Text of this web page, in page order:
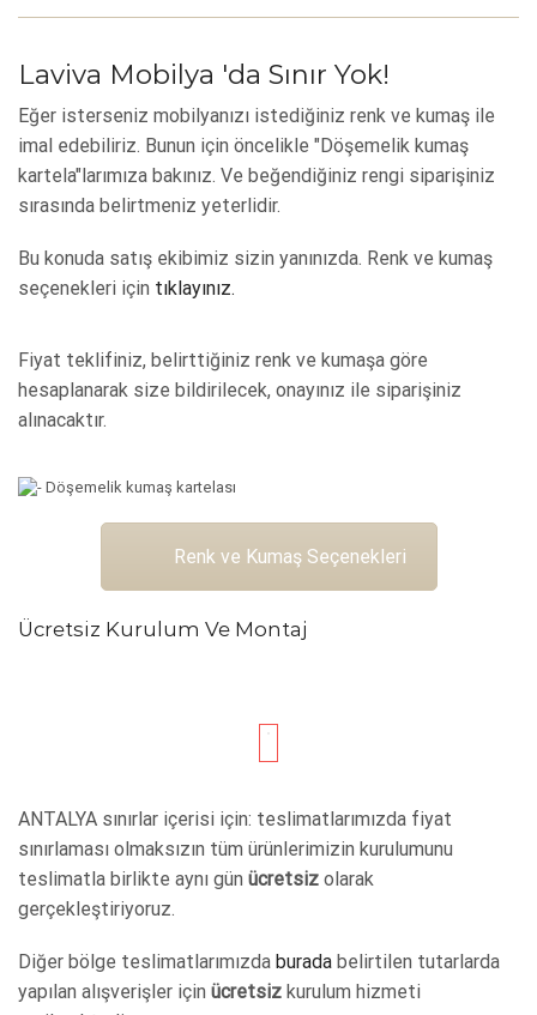
Laviva Mobilya 'da Sınır Yok!
Eğer isterseniz mobilyanızı istediğiniz renk ve kumaş ile
imal edebiliriz. Bunun için öncelikle "Döşemelik kumaş
kartela"larımıza bakınız. Ve beğendiğiniz rengi siparişiniz
sırasında belirtmeniz yeterlidir.
Bu konuda satış ekibimiz sizin yanınızda. Renk ve kumaş
seçenekleri için tıklayınız.
Fiyat teklifiniz, belirttiğiniz renk ve kumaşa göre
hesaplanarak size bildirilecek, onayınız ile siparişiniz
alınacaktır.
Renk ve Kumaş Seçenekleri
Ücretsiz Kurulum Ve Montaj
ANTALYA sınırlar içerisi için: teslimatlarımızda fiyat
sınırlaması olmaksızın tüm ürünlerimizin kurulumunu
teslimatla birlikte aynı gün ücretsiz olarak
gerçekleştiriyoruz.
Diğer bölge teslimatlarımızda burada belirtilen tutarlarda
yapılan alışverişler için ücretsiz kurulum hizmeti